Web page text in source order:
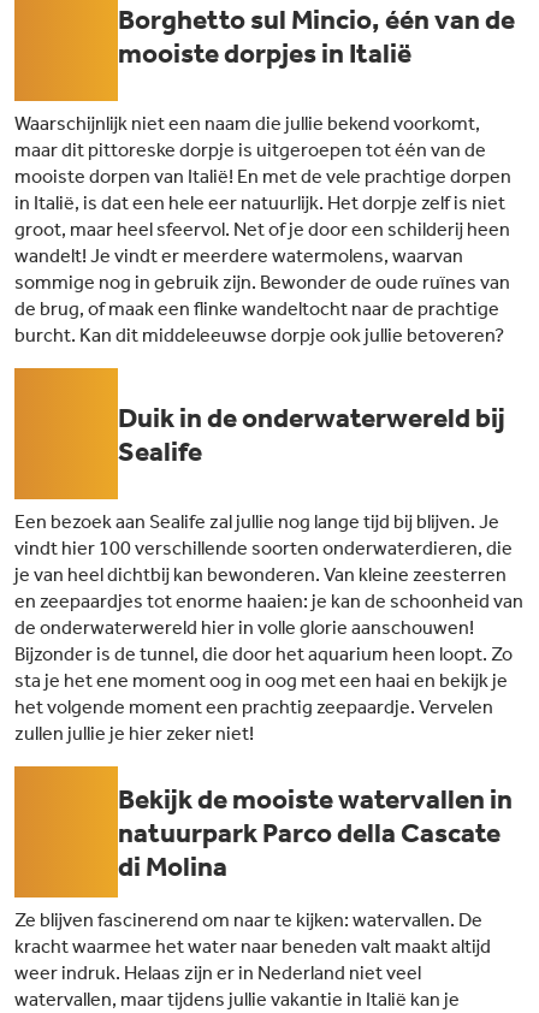
Borghetto sul Mincio, één van de
mooiste dorpjes in Italië
Waarschijnlijk niet een naam die jullie bekend voorkomt,
maar dit pittoreske dorpje is uitgeroepen tot één van de
mooiste dorpen van Italië! En met de vele prachtige dorpen
in Italië, is dat een hele eer natuurlijk. Het dorpje zelf is niet
groot, maar heel sfeervol. Net of je door een schilderij heen
wandelt! Je vindt er meerdere watermolens, waarvan
sommige nog in gebruik zijn. Bewonder de oude ruïnes van
de brug, of maak een flinke wandeltocht naar de prachtige
burcht. Kan dit middeleeuwse dorpje ook jullie betoveren?
03Duik in de onderwaterwereld bij
Sealife
Een bezoek aan Sealife zal jullie nog lange tijd bij blijven. Je
vindt hier 100 verschillende soorten onderwaterdieren, die
je van heel dichtbij kan bewonderen. Van kleine zeesterren
en zeepaardjes tot enorme haaien: je kan de schoonheid van
de onderwaterwereld hier in volle glorie aanschouwen!
Bijzonder is de tunnel, die door het aquarium heen loopt. Zo
sta je het ene moment oog in oog met een haai en bekijk je
het volgende moment een prachtig zeepaardje. Vervelen
zullen jullie je hier zeker niet!
Bekijk de mooiste watervallen in
natuurpark Parco della Cascate
di Molina
Ze blijven fascinerend om naar te kijken: watervallen. De
kracht waarmee het water naar beneden valt maakt altijd
weer indruk. Helaas zijn er in Nederland niet veel
watervallen, maar tijdens jullie vakantie in Italië kan je